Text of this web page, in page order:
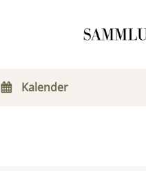
Kalender